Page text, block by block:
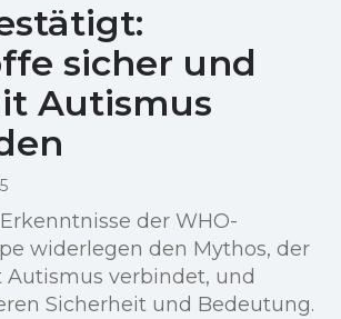
sicher und
Autismus
der WHO-
widerlegen den Mythos, der
verbindet, und
Sicherheit und Bedeutung.